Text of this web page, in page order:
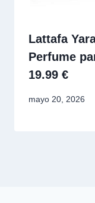
Lattafa
Perfume
19.99 €
mayo 20, 2026